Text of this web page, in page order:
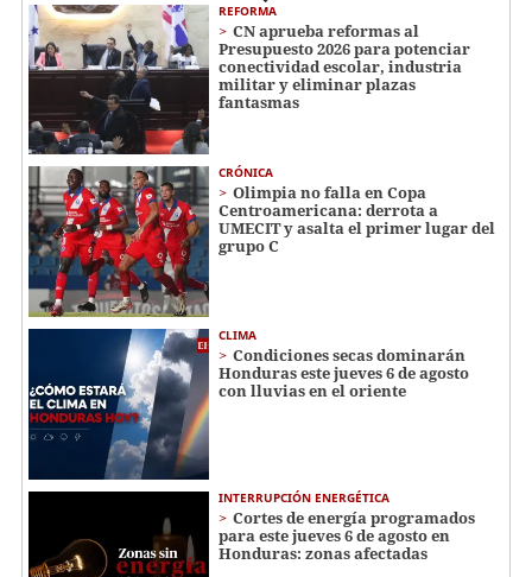
REFORMA
CN aprueba reformas al
Presupuesto 2026 para potenciar
conectividad escolar, industria
militar y eliminar plazas
fantasmas
CRÓNICA
Olimpia no falla en Copa
Centroamericana: derrota a
UMECIT y asalta el primer lugar del
grupo C
CLIMA
Condiciones secas dominarán
Honduras este jueves 6 de agosto
con lluvias en el oriente
INTERRUPCIÓN ENERGÉTICA
Cortes de energía programados
para este jueves 6 de agosto en
Honduras: zonas afectadas